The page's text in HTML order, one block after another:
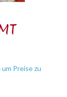
Preise zu